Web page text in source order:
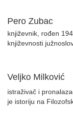
Pero Zubac
književnik, rođen
književnosti
Veljko Milković
istraživač i
je istoriju na